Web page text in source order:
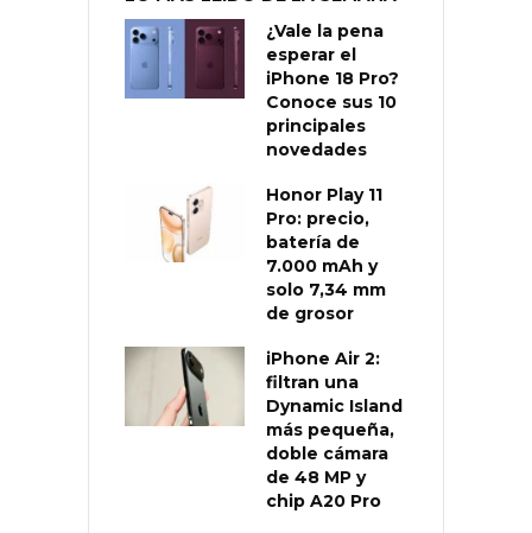
¿Vale la pena
esperar el
iPhone 18 Pro?
Conoce sus 10
principales
novedades
Honor Play 11
Pro: precio,
batería de
7.000 mAh y
solo 7,34 mm
de grosor
iPhone Air 2:
filtran una
Dynamic Island
más pequeña,
doble cámara
de 48 MP y
chip A20 Pro